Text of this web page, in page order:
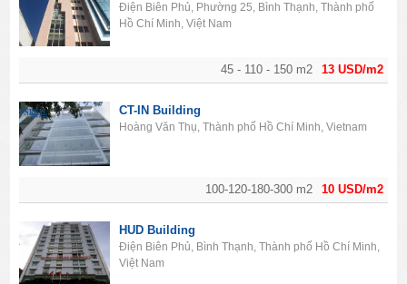
13 USD/m2
45 - 110 - 150 m2
Điện Biên Phủ, Phường 25, Bình Thạnh, Thành phố
Hồ Chí Minh, Việt Nam
10 USD/m2
100-120-180-300 m2
CT-IN Building
Hoàng Văn Thụ, Thành phố Hồ Chí Minh, Vietnam
HUD Building
Điện Biên Phủ, Bình Thạnh, Thành phố Hồ Chí Minh,
Việt Nam